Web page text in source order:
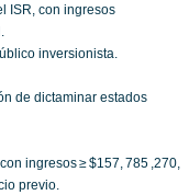
ISR, con ingresos
inversionista.
de dictaminar estados
ingresos ≥ $157, 785 ,270,
previo.